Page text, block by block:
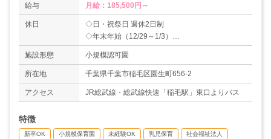
給与 月給：185,500円～
休日
◇日・祝祭日 週休2日制
◇年末年始（12/29～1/3）
◇有給休暇
◇産休育休取得実績あり
《休園日》
日曜日・祝日・年末年始
施設形態 小規模認可園
所在地 千葉県千葉市稲毛区園生町656-2
アクセス JR総武線・総武線快速「稲毛駅」東口よりバス
特徴
新卒OK 小規模保育園 未経験OK 乳児保育 社会福祉法人